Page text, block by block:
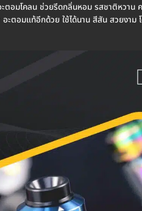
ตอมโคลน ช่วยรีดกลิ่นหอม รสชาติหวาน
ตอมแท้อีกด้วย ใช้ได้นาน สีสัน สวยงาม